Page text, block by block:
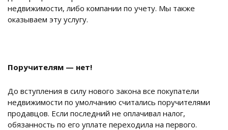
недвижимости, либо компании по учету. Мы также
оказываем эту услугу.
Поручителям — нет!
До вступления в силу нового закона все покупатели
недвижимости по умолчанию считались поручителями
продавцов. Если последний не оплачивал налог,
обязанность по его уплате переходила на первого.